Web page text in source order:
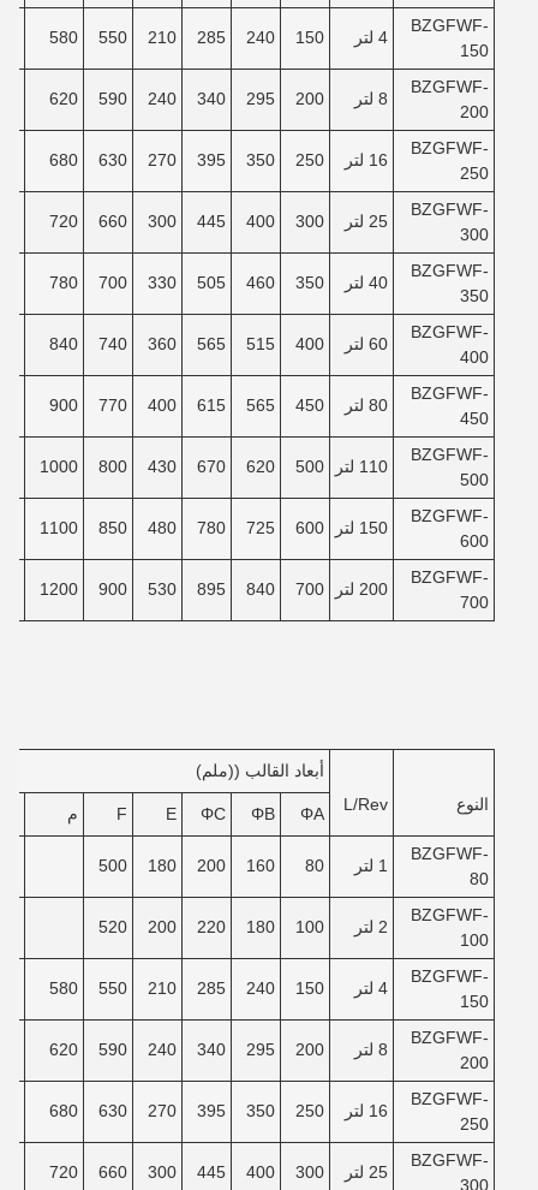
BZGFWF-
150
4 لتر 150
240
285
210
550
580
BZGFWF-
200
8 لتر 200
295
340
240
590
620
BZGFWF-
250
16 لتر 250
350
395
270
630
680
BZGFWF-
300
25 لتر 300
400
445
300
660
720
BZGFWF-
350
40 لتر 350
460
505
330
700
780
BZGFWF-
400
60 لتر 400
515
565
360
740
840
BZGFWF-
450
80 لتر 450
565
615
400
770
900
BZGFWF-
500
110 لتر 500
620
670
430
800
1000
BZGFWF-
600
150 لتر 600
725
780
480
850
1100
BZGFWF-
700
200 لتر 700
840
895
530
900
1200
النوع L/Rev
أبعاد القالب ((ملم)
ΦA
ΦB
ΦC
E
F م
BZGFWF-
80
1 لتر 80
160
200
180
500
BZGFWF-
100
2 لتر 100
180
220
200
520
BZGFWF-
150
4 لتر 150
240
285
210
550
580
BZGFWF-
200
8 لتر 200
295
340
240
590
620
BZGFWF-
250
16 لتر 250
350
395
270
630
680
BZGFWF-
300
25 لتر 300
400
445
300
660
720